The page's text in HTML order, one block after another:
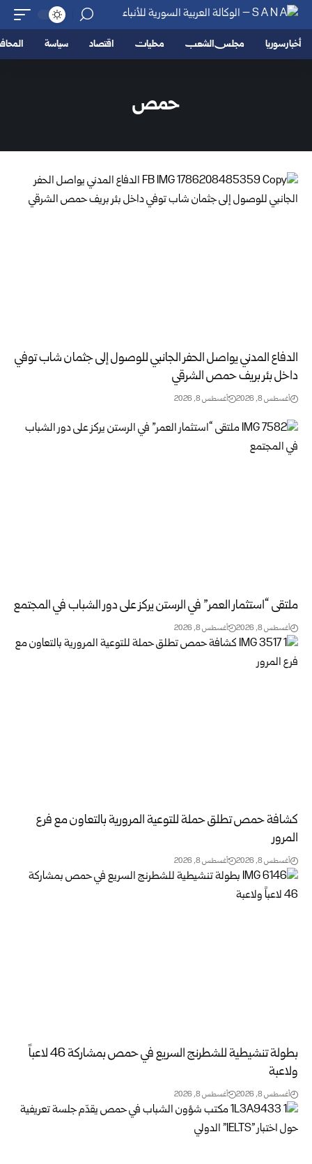
أخبار سوريا مجلس الشعب محليات اقتصاد سياسة
حمص
الدفاع المدني يواصل الحفر الجانبي للوصول إلى جثمان شاب توفي
داخل بئر بريف حمص الشرقي
أغسطس 8, 2026 أغسطس 8, 2026
ملتقى “استثمار العمر” في الرستن يركز على دور الشباب في المجتمع
أغسطس 8, 2026 أغسطس 8, 2026
كشافة حمص تطلق حملة للتوعية المرورية بالتعاون مع فرع
المرور
أغسطس 8, 2026 أغسطس 8, 2026
بطولة تنشيطية للشطرنج السريع في حمص بمشاركة 46 لاعباً
ولاعبة
أغسطس 8, 2026 أغسطس 8, 2026